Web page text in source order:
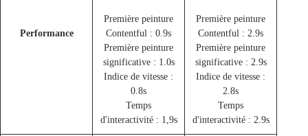
Performance
Première peinture
Contentful : 0.9s
Première peinture
significative : 1.0s
Indice de vitesse :
0.8s
Temps
d'interactivité : 1,9s
Première peinture
Contentful : 2.9s
Première peinture
significative : 2.9s
Indice de vitesse :
2.8s
Temps
d'interactivité : 2.9s